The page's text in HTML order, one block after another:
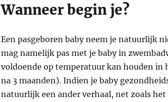
Wanneer begin je?
Een pasgeboren baby neem je natuurlijk
mag namelijk pas met je baby in
voldoende op temperatuur kan houden in
na 3 maanden). Indien je baby
natuurlijk een ander verhaal, net zoals